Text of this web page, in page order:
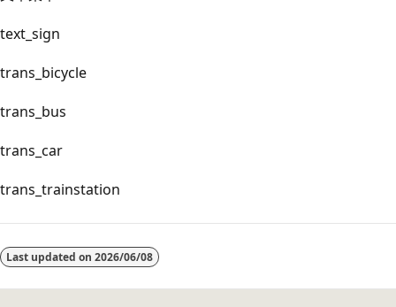
text_sign
trans_bicycle
trans_bus
trans_car
trans_trainstation
Last updated on 2026/06/08